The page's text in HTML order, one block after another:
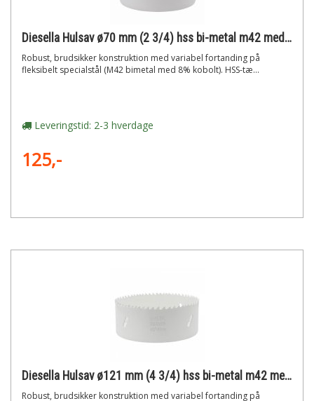
Diesella Hulsav ø70 mm (2 3/4) hss bi-metal m42 med 8% cobolt"
Robust, brudsikker konstruktion med variabel fortanding på
fleksibelt specialstål (M42 bimetal med 8% kobolt). HSS-tæ...
Leveringstid: 2-3 hverdage
125,-
Diesella Hulsav ø121 mm (4 3/4) hss bi-metal m42 med 8% cobolt"
Robust, brudsikker konstruktion med variabel fortanding på